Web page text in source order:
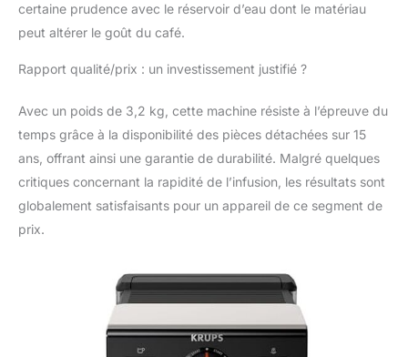
certaine prudence avec le réservoir d’eau dont le matériau
peut altérer le goût du café.
Rapport qualité/prix : un investissement justifié ?
Avec un poids de 3,2 kg, cette machine résiste à l’épreuve du
temps grâce à la disponibilité des pièces détachées sur 15
ans, offrant ainsi une garantie de durabilité. Malgré quelques
critiques concernant la rapidité de l’infusion, les résultats sont
globalement satisfaisants pour un appareil de ce segment de
prix.